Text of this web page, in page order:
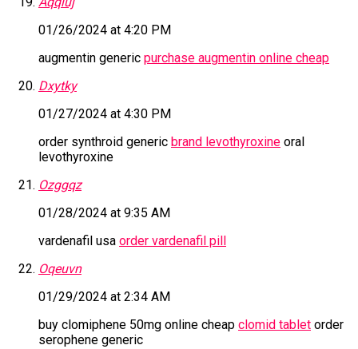
01/26/2024 at 4:20 PM
augmentin generic purchase augmentin online cheap
Dxytky
01/27/2024 at 4:30 PM
order synthroid generic brand levothyroxine oral
levothyroxine
Ozggqz
01/28/2024 at 9:35 AM
vardenafil usa order vardenafil pill
Oqeuvn
01/29/2024 at 2:34 AM
buy clomiphene 50mg online cheap clomid tablet order
serophene generic